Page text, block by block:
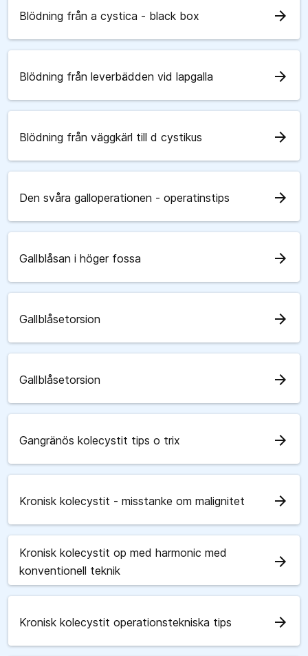
Blödning från a cystica - black box arrow_forward
Blödning från leverbädden vid lapgalla arrow_forward
Blödning från väggkärl till d cystikus arrow_forward
Den svåra galloperationen - operatinstips arrow_forward
Gallblåsan i höger fossa arrow_forward
Gallblåsetorsion arrow_forward
Gallblåsetorsion arrow_forward
Gangränös kolecystit tips o trix arrow_forward
Kronisk kolecystit - misstanke om malignitet arrow_forward
Kronisk kolecystit op med harmonic med
konventionell teknik
arrow_forward
Kronisk kolecystit operationstekniska tips arrow_forward